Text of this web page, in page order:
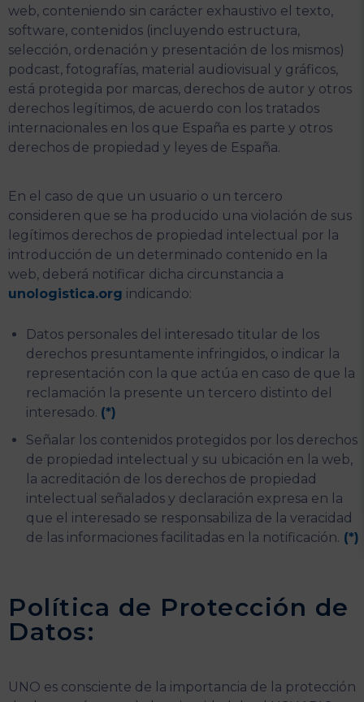
web, conteniendo sin carácter exhaustivo el texto,
software, contenidos (incluyendo estructura,
selección, ordenación y presentación de los mismos)
podcast, fotografías, material audiovisual y gráficos,
está protegida por marcas, derechos de autor y otros
derechos legítimos, de acuerdo con los tratados
internacionales en los que España es parte y otros
derechos de propiedad y leyes de España.
En el caso de que un usuario o un tercero
consideren que se ha producido una violación de sus
legítimos derechos de propiedad intelectual por la
introducción de un determinado contenido en la
web, deberá notificar dicha circunstancia a
unologistica.org indicando:
Datos personales del interesado titular de los
derechos presuntamente infringidos, o indicar la
representación con la que actúa en caso de que la
reclamación la presente un tercero distinto del
interesado. (*)
Señalar los contenidos protegidos por los derechos
de propiedad intelectual y su ubicación en la web,
la acreditación de los derechos de propiedad
intelectual señalados y declaración expresa en la
que el interesado se responsabiliza de la veracidad
de las informaciones facilitadas en la notificación. (*)
Política de Protección de
Datos:
UNO es consciente de la importancia de la protección